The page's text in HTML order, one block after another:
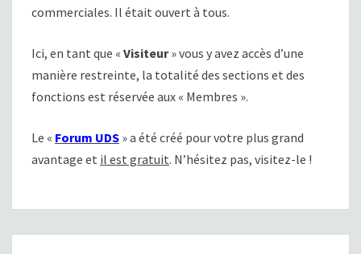
commerciales. Il était ouvert à tous.
Ici, en tant que « Visiteur» vous y avez accès d’une
manière restreinte, la totalité des sections et des
fonctions est réservée aux « Membres ».
Le « Forum UDS » a été créé pour votre plus grand
avantage et il est gratuit. N’hésitez pas, visitez-le !